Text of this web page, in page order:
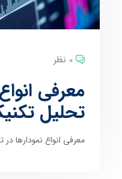
0 نظر
معرفی
تحلیل
معرفی انواع نمودارها در